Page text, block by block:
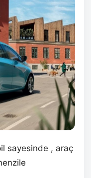
sayesinde , araç